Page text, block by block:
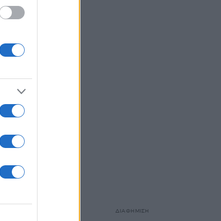
ΔΙΑΦΗΜΙΣΗ